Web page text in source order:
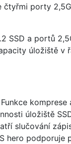
porty
SSD a portů
úložiště v
úložiště
slučování
hero podporuje